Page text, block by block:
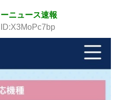
ニュース速報